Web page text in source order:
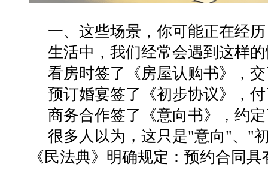
一、这些场景，你可能正在经历
生活中，我们经常会遇到这样
看房时签了《房屋认购书》，
预订婚宴签了《初步协议》，
商务合作签了《意向书》，约
很多人以为，这只是"意向"、"
《民法典》明确规定：预约合同